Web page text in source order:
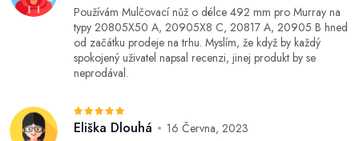
Používám Mulčovací nůž o délce 492 mm pro Murray na
typy 20805X50 A, 20905X8 C, 20817 A, 20905 B hned
od začátku prodeje na trhu. Myslím, že když by každý
spokojený uživatel napsal recenzi, jinej produkt by se
neprodával.
Eliška Dlouhá
16 Června, 2023